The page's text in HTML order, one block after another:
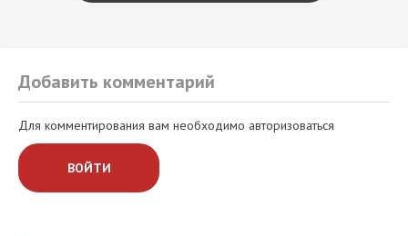
Добавить комментарий
Для комментирования вам необходимо авторизоваться
ВОЙТИ